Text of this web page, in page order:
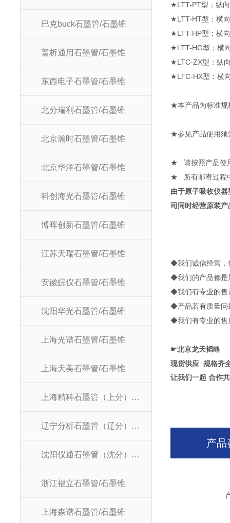
巴克buck石墨管/石墨锥
普析通用石墨管/石墨锥
东西电子石墨管/石墨锥
北分瑞利石墨管/石墨锥
北京瀚时石墨管/石墨锥
北京华洋石墨管/石墨锥
科创海光石墨管/石墨锥
博晖创新石墨管/石墨锥
江苏天瑞石墨管/石墨锥
安徽皖仪石墨管/石墨锥
沈阳华光石墨管/石墨锥
上海光谱石墨管/石墨锥
上海天美石墨管/石墨锥
上海精科石墨管（上分）/石墨锥
辽宁分析石墨管（辽分）/石墨锥
沈阳仪通石墨管（沈分）/石墨锥
浙江福立石墨管/石墨锥
上海森谱石墨管/石墨锥
★LTT-PT型；纵
★LTT-HT型：横
★LTT-HP型：横
★LTT-HG型；横
★LTC-ZX型：纵
★LTC-HX型：横
★本产品为标准规
★参见产品使用须
★
请按照产品使
★
所有邮寄过程
由于原子吸收仪
司同时经营原装
◆我们诚信经营
◆我们的产品都
◆我们有专业的
◆产品若有质量
◆我们有专业的
☛北京龙天韬略
现货供应 规格齐
让我们一起 合作
产品